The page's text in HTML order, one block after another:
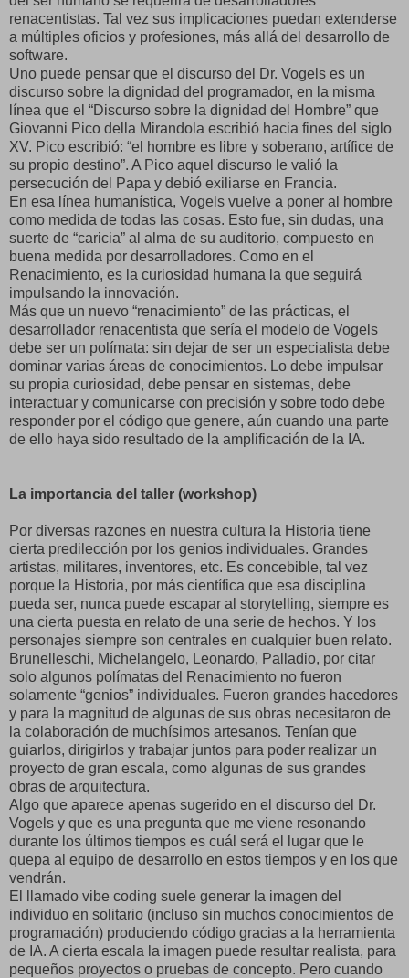
renacentistas. Tal vez sus implicaciones puedan extenderse
a múltiples oficios y profesiones, más allá del desarrollo de
software.
Uno puede pensar que el discurso del Dr. Vogels es un
discurso sobre la dignidad del programador, en la misma
línea que el “Discurso sobre la dignidad del Hombre” que
Giovanni Pico della Mirandola escribió hacia fines del siglo
XV. Pico escribió: “el hombre es libre y soberano, artífice de
su propio destino”. A Pico aquel discurso le valió la
persecución del Papa y debió exiliarse en Francia.
En esa línea humanística, Vogels vuelve a poner al hombre
como medida de todas las cosas. Esto fue, sin dudas, una
suerte de “caricia” al alma de su auditorio, compuesto en
buena medida por desarrolladores. Como en el
Renacimiento, es la curiosidad humana la que seguirá
impulsando la innovación.
Más que un nuevo “renacimiento” de las prácticas, el
desarrollador renacentista que sería el modelo de Vogels
debe ser un polímata: sin dejar de ser un especialista debe
dominar varias áreas de conocimientos. Lo debe impulsar
su propia curiosidad, debe pensar en sistemas, debe
interactuar y comunicarse con precisión y sobre todo debe
responder por el código que genere, aún cuando una parte
de ello haya sido resultado de la amplificación de la IA.
La importancia del taller (workshop)
Por diversas razones en nuestra cultura la Historia tiene
cierta predilección por los genios individuales. Grandes
artistas, militares, inventores, etc. Es concebible, tal vez
porque la Historia, por más científica que esa disciplina
pueda ser, nunca puede escapar al storytelling, siempre es
una cierta puesta en relato de una serie de hechos. Y los
personajes siempre son centrales en cualquier buen relato.
Brunelleschi, Michelangelo, Leonardo, Palladio, por citar
solo algunos polímatas del Renacimiento no fueron
solamente “genios” individuales. Fueron grandes hacedores
y para la magnitud de algunas de sus obras necesitaron de
la colaboración de muchísimos artesanos. Tenían que
guiarlos, dirigirlos y trabajar juntos para poder realizar un
proyecto de gran escala, como algunas de sus grandes
obras de arquitectura.
Algo que aparece apenas sugerido en el discurso del Dr.
Vogels y que es una pregunta que me viene resonando
durante los últimos tiempos es cuál será el lugar que le
quepa al equipo de desarrollo en estos tiempos y en los que
vendrán.
El llamado vibe coding suele generar la imagen del
individuo en solitario (incluso sin muchos conocimientos de
programación) produciendo código gracias a la herramienta
de IA. A cierta escala la imagen puede resultar realista, para
pequeños proyectos o pruebas de concepto. Pero cuando